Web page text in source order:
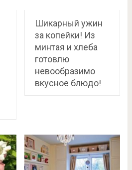
Шикарный ужин
за копейки! Из
минтая и хлеба
готовлю
невообразимо
вкусное блюдо!